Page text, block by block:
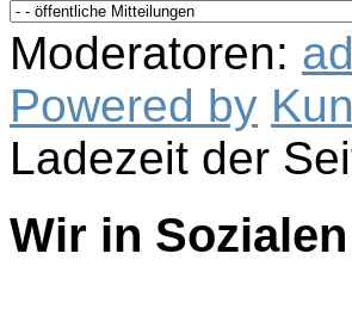
Moderatoren:
Powered by
Ladezeit der
Wir in